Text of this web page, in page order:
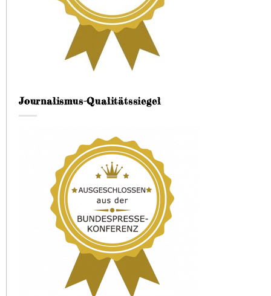
Journalismus-Qualitätssiegel